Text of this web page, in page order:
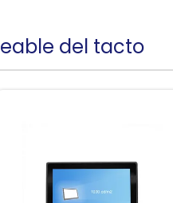
del tacto